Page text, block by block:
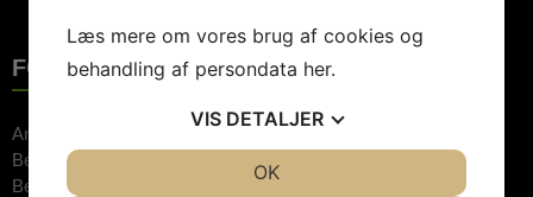
FOREDRAGSHOLDERE
Anne Hjernøe
Bente Klarlund
Bertel Haarder
Læs mere om vores brug af cookies og
behandling af persondata her.
VIS DETALJER
OK